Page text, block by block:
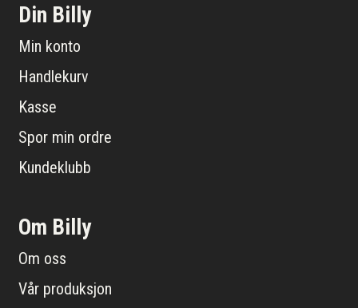
Din Billy
Min konto
Handlekurv
Kasse
Spor min ordre
Kundeklubb
Om Billy
Om oss
Vår produksjon